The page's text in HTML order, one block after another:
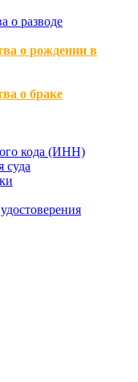
о разводе
о рождении в
о браке
кода (ИНН)
суда